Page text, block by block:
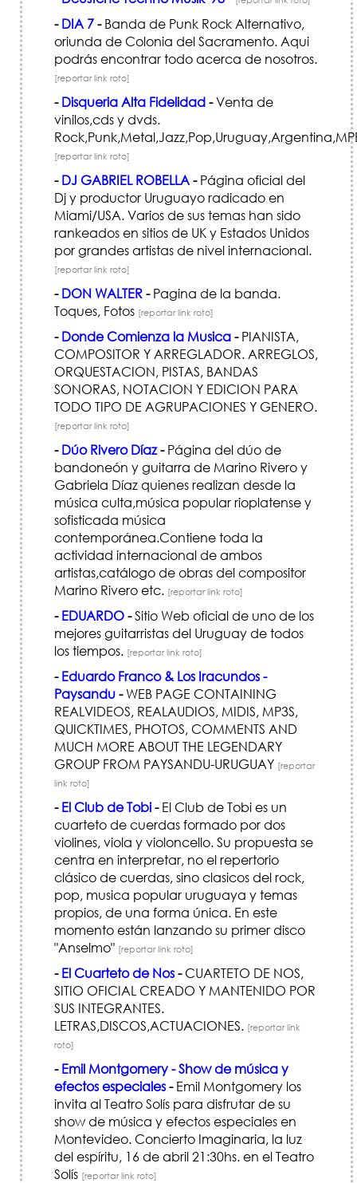
- DIA 7-Banda de Punk Rock Alternativo,
oriunda de Colonia del Sacramento. Aqui
podrás encontrar todo acerca de nosotros.
[reportar link roto]
- Disqueria Alta Fidelidad-Venta de
vinilos,cds y dvds.
[reportar link roto]
- DJ GABRIEL ROBELLA-Página oficial del
Dj y productor Uruguayo radicado en
Miami/USA. Varios de sus temas han sido
rankeados en sitios de UK y Estados Unidos
por grandes artistas de nivel internacional.
[reportar link roto]
- DON WALTER-Pagina de la banda.
Toques, Fotos [reportar link roto]
- Donde Comienza la Musica-PIANISTA,
COMPOSITOR Y ARREGLADOR. ARREGLOS,
ORQUESTACION, PISTAS, BANDAS
SONORAS, NOTACION Y EDICION PARA
TODO TIPO DE AGRUPACIONES Y GENERO.
[reportar link roto]
- Dúo Rivero Díaz-Página del dúo de
bandoneón y guitarra de Marino Rivero y
Gabriela Díaz quienes realizan desde la
música culta,música popular rioplatense y
sofisticada música
contemporánea.Contiene toda la
actividad internacional de ambos
artistas,catálogo de obras del compositor
Marino Rivero etc. [reportar link roto]
- EDUARDO-Sitio Web oficial de uno de los
mejores guitarristas del Uruguay de todos
los tiempos. [reportar link roto]
- Eduardo Franco & Los Iracundos -
Paysandu-WEB PAGE CONTAINING
REALVIDEOS, REALAUDIOS, MIDIS, MP3S,
QUICKTIMES, PHOTOS, COMMENTS AND
MUCH MORE ABOUT THE LEGENDARY
GROUP FROM PAYSANDU-URUGUAY [reportar
link roto]
- El Club de Tobi-El Club de Tobi es un
cuarteto de cuerdas formado por dos
violines, viola y violoncello. Su propuesta se
centra en interpretar, no el repertorio
clásico de cuerdas, sino clasicos del rock,
pop, musica popular uruguaya y temas
propios, de una forma única. En este
momento están lanzando su primer disco
"Anselmo" [reportar link roto]
- El Cuarteto de Nos-CUARTETO DE NOS,
SITIO OFICIAL CREADO Y MANTENIDO POR
SUS INTEGRANTES.
LETRAS,DISCOS,ACTUACIONES. [reportar link
roto]
- Emil Montgomery - Show de música y
efectos especiales-Emil Montgomery los
invita al Teatro Solís para disfrutar de su
show de música y efectos especiales en
Montevideo. Concierto Imaginaria, la luz
del espíritu, 16 de abril 21:30hs. en el Teatro
Solís [reportar link roto]